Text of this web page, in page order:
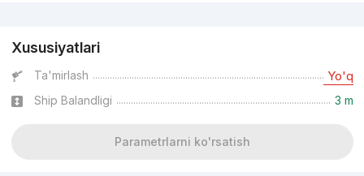
Xususiyatlari
Ta'mirlash Yo'q
Ship Balandligi 3 m
Parametrlarni ko'rsatish